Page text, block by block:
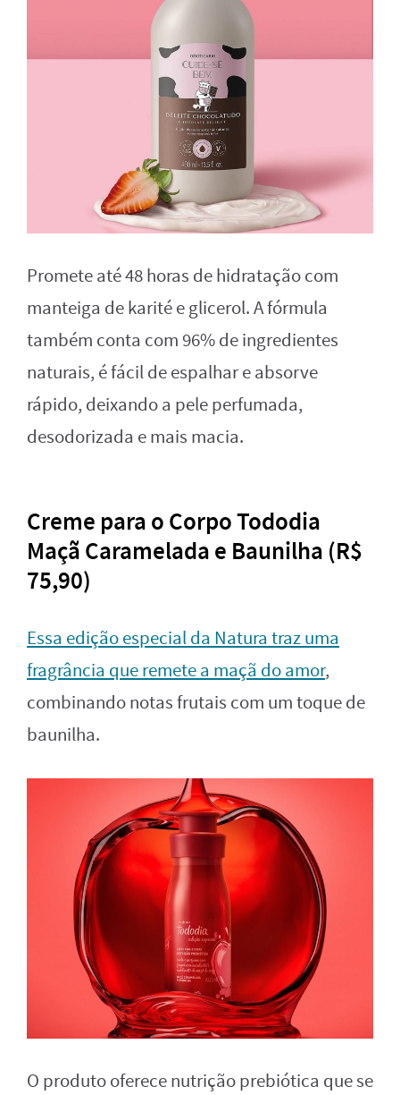
Promete até 48 horas de hidratação com
manteiga de karité e glicerol. A fórmula
também conta com 96% de ingredientes
naturais, é fácil de espalhar e absorve
rápido, deixando a pele perfumada,
desodorizada e mais macia.
Creme para o Corpo Tododia
Maçã Caramelada e Baunilha (R$
75,90)
Essa edição especial da Natura traz uma
fragrância que remete a maçã do amor,
combinando notas frutais com um toque de
baunilha.
O produto oferece nutrição prebiótica que se